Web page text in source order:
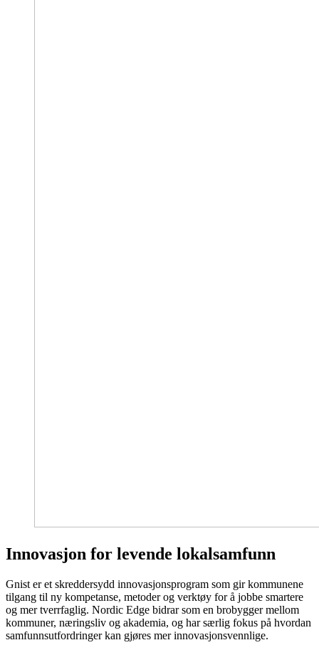
Innovasjon for levende lokalsamfunn
Gnist er et skreddersydd innovasjonsprogram som girkommunene
tilgang til ny kompetanse, metoder og verktøy for å jobbe smartere
og mer tverrfaglig. Nordic Edge bidrar som en brobygger mellom
kommuner, næringsliv og akademia, og har særlig fokus på hvordan
samfunnsutfordringer kan gjøres mer innovasjonsvennlige.